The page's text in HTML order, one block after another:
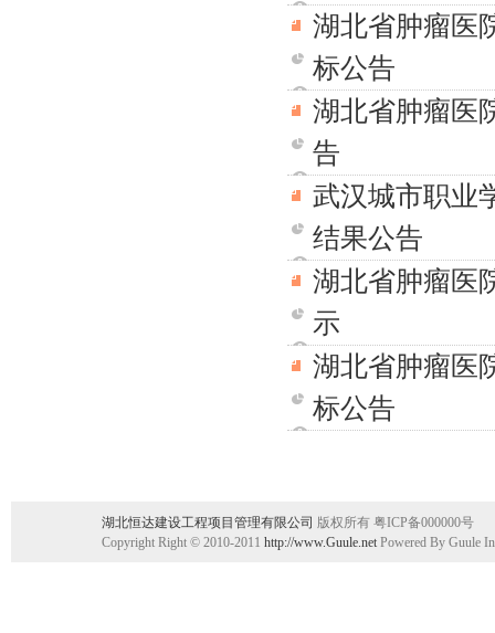
湖北省肿瘤医
标公告
湖北省肿瘤医
告
武汉城市职业
结果公告
湖北省肿瘤医
示
湖北省肿瘤医
标公告
湖北恒达建设工程项目管理有限公司 版权所有 粤ICP备000000号
Copyright Right © 2010-2011 http://www.Guule.net Powered By Guule